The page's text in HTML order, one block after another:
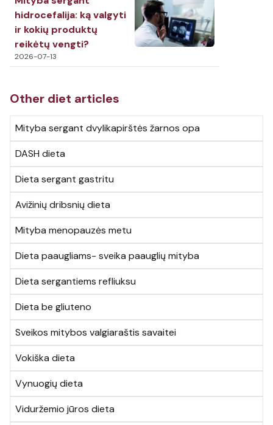
hidrocefalija: ką valgyti
ir kokių produktų
reikėtų vengti?
2026-07-13
Other diet articles
Mityba sergant dvylikapirštės žarnos opa
DASH dieta
Dieta sergant gastritu
Avižinių dribsnių dieta
Mityba menopauzės metu
Dieta paaugliams- sveika paauglių mityba
Dieta sergantiems refliuksu
Dieta be gliuteno
Sveikos mitybos valgiaraštis savaitei
Vokiška dieta
Vynuogių dieta
Viduržemio jūros dieta